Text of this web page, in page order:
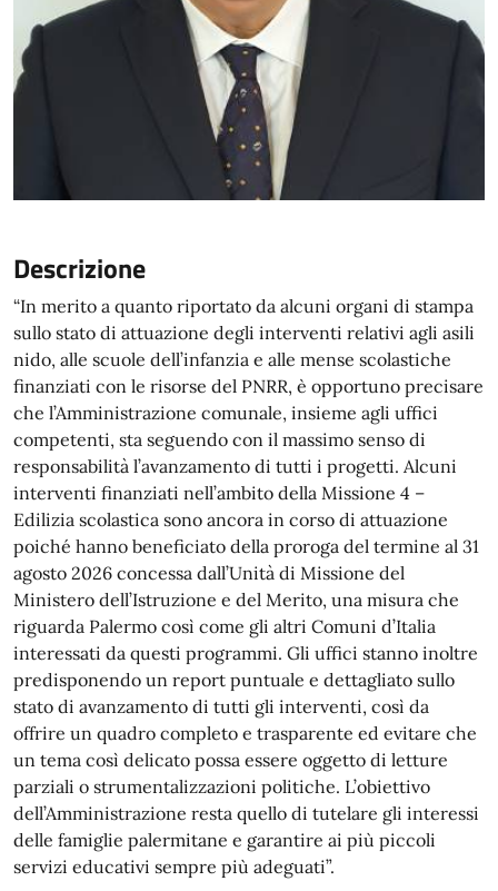
Descrizione
“In merito a quanto riportato da alcuni organi di stampa
sullo stato di attuazione degli interventi relativi agli asili
nido, alle scuole dell’infanzia e alle mense scolastiche
finanziati con le risorse del PNRR, è opportuno precisare
che l’Amministrazione comunale, insieme agli uffici
competenti, sta seguendo con il massimo senso di
responsabilità l’avanzamento di tutti i progetti. Alcuni
interventi finanziati nell’ambito della Missione 4 –
Edilizia scolastica sono ancora in corso di attuazione
poiché hanno beneficiato della proroga del termine al 31
agosto 2026 concessa dall’Unità di Missione del
Ministero dell’Istruzione e del Merito, una misura che
riguarda Palermo così come gli altri Comuni d’Italia
interessati da questi programmi. Gli uffici stanno inoltre
predisponendo un report puntuale e dettagliato sullo
stato di avanzamento di tutti gli interventi, così da
offrire un quadro completo e trasparente ed evitare che
un tema così delicato possa essere oggetto di letture
parziali o strumentalizzazioni politiche. L’obiettivo
dell’Amministrazione resta quello di tutelare gli interessi
delle famiglie palermitane e garantire ai più piccoli
servizi educativi sempre più adeguati”.